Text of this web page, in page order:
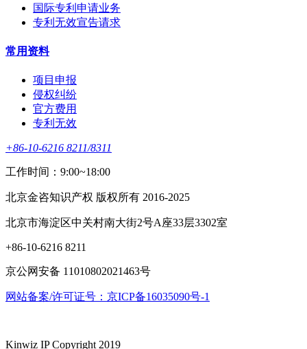
国际专利申请业务
专利无效宣告请求
常用资料
项目申报
侵权纠纷
官方费用
专利无效
+86-10-6216 8211/8311
工作时间：9:00~18:00
北京金咨知识产权 版权所有 2016-2025
北京市海淀区中关村南大街2号A座33层3302室
+86-10-6216 8211
京公网安备 11010802021463号
网站备案/许可证号：京ICP备16035090号-1
Kinwiz IP Copyright 2019